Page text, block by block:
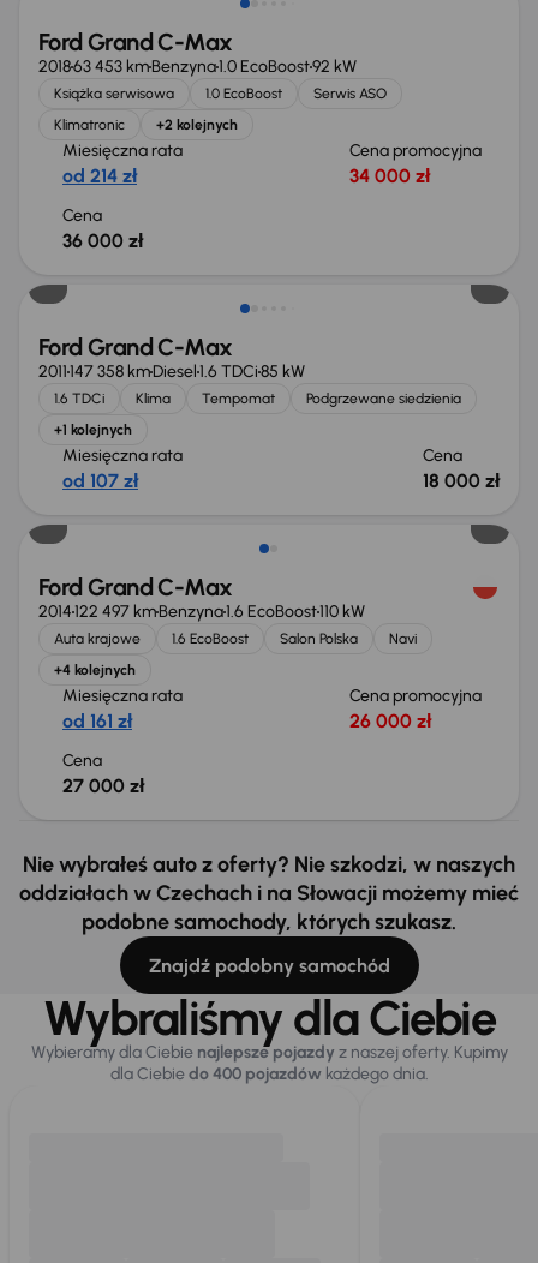
Ford Grand C-Max
201863 453 kmBenzyna1.0 EcoBoost92 kW
Książka serwisowa 1.0 EcoBoost
Serwis ASO
Klimatronic
+2 kolejnych
Miesięczna rata
od 214 zł
Cena promocyjna
34 000 zł
Cena
36 000 zł
Ford Grand C-Max
2011147 358 kmDiesel1.6 TDCi85 kW
1.6 TDCi Klima Tempomat
Podgrzewane siedzienia
+1 kolejnych
Miesięczna rata
od 107 zł
Cena
18 000 zł
Ford Grand C-Max
2014122 497 kmBenzyna1.6 EcoBoost110 kW
Auta krajowe 1.6 EcoBoost Salon Polska
Navi
+4 kolejnych
Miesięczna rata
od 161 zł
Cena promocyjna
26 000 zł
Cena
27 000 zł
Nie wybrałeś auto z oferty? Nie szkodzi, w naszych
oddziałach w Czechach i na Słowacji możemy mieć
podobne samochody, których szukasz.
Znajdź podobny samochód
Wybraliśmy dla Ciebie
Wybieramy dla Ciebie najlepsze pojazdy z naszej oferty. Kupimy
dla Ciebiedo 400 pojazdówkażdego dnia.